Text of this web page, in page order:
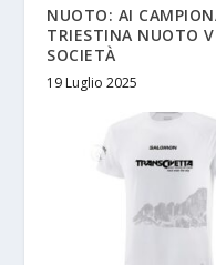
NUOTO: AI
TRIESTINA NUOTO
SOCIETÀ
19 Luglio 2025